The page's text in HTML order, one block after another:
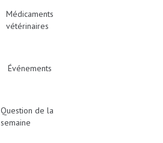
Médicaments
vétérinaires
Événements
Question de la
semaine